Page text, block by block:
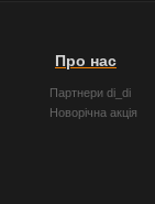
Про нас
Партнери di_di
Новорічна акція